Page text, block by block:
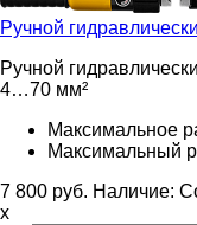
Ручной
Ручной
4…70 мм²
Максимальное
Максимальный
7 800 руб. Наличие:
х